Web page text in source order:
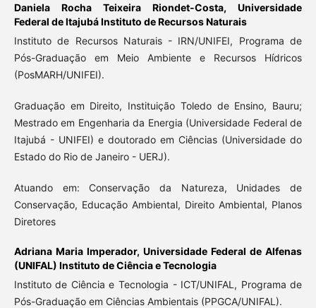
Daniela Rocha Teixeira Riondet-Costa,Universidade
Federal de Itajubá Instituto de Recursos Naturais
Instituto de Recursos Naturais - IRN/UNIFEI, Programa de
Pós-Graduação em Meio Ambiente e Recursos Hídricos
(PosMARH/UNIFEI).
Graduação em Direito, Instituição Toledo de Ensino, Bauru;
Mestrado em Engenharia da Energia (Universidade Federal de
Itajubá - UNIFEI) e doutorado em Ciências (Universidade do
Estado do Rio de Janeiro - UERJ).
Atuando em: Conservação da Natureza, Unidades de
Conservação, Educação Ambiental, Direito Ambiental, Planos
Diretores
Adriana Maria Imperador, Universidade Federal de Alfenas
(UNIFAL) Instituto de Ciência e Tecnologia
Instituto de Ciência e Tecnologia - ICT/UNIFAL, Programa de
Pós-Graduação em Ciências Ambientais (PPGCA/UNIFAL).